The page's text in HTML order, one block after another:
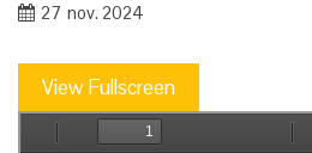
27 nov. 2024
View Fullscreen